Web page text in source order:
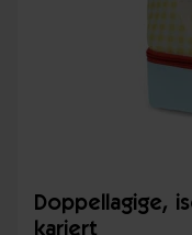
Doppellagige,